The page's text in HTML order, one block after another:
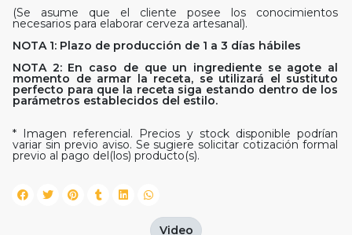
(Se asume que el cliente posee los conocimientos
necesarios para elaborar cerveza artesanal).
NOTA 1: Plazo de producción de 1 a 3 días hábiles
NOTA 2: En caso de que un ingrediente se agote al
momento de armar la receta, se utilizará el sustituto
perfecto para que la receta siga estando dentro de los
parámetros establecidos del estilo.
* Imagen referencial. Precios y stock disponible podrían
variar sin previo aviso. Se sugiere solicitar cotización formal
previo al pago del(los) producto(s).
Video